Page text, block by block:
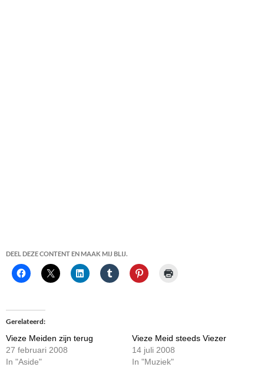
DEEL DEZE CONTENT EN MAAK MIJ BLIJ.
Gerelateerd
Vieze Meiden zijn terug
27 februari 2008
In "Aside"
Vieze Meid steeds Viezer
14 juli 2008
In "Muziek"